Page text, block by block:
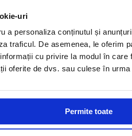
uri
a personaliza conținutul și
traficul. De asemenea, le oferim
cu privire la modul în
oferite de dvs. sau culese în
Permite toate